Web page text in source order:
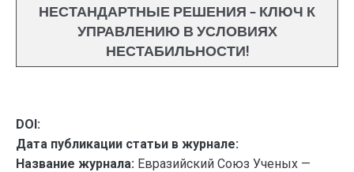
НЕСТАНДАРТНЫЕ РЕШЕНИЯ – КЛЮЧ К
УПРАВЛЕНИЮ В УСЛОВИЯХ
НЕСТАБИЛЬНОСТИ!
DOI:
Дата публикации статьи в журнале:
Название журнала: Евразийский Союз Ученых —